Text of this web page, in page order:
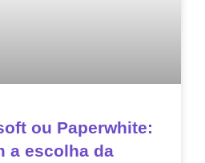
ou Paperwhite:
a escolha da